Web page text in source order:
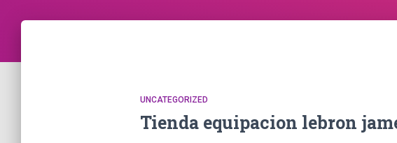
UNCATEGORIZED
Tienda equipacion lebron